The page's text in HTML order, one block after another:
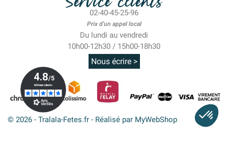
02-40-45-25-96
Prix d'un appel local
Du lundi au vendredi
10h00-12h30 / 15h00-18h30
Nous écrire >
© 2026 - Tralala-Fetes.fr - Réalisé par MyWebShop